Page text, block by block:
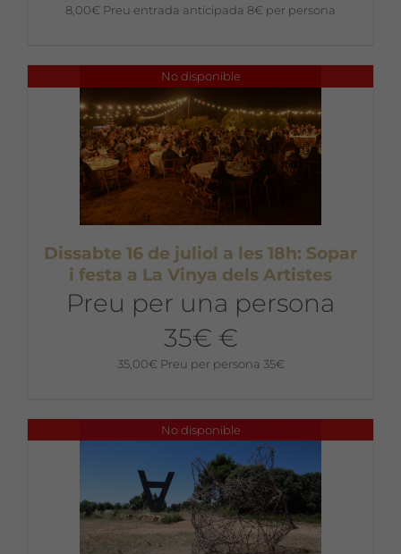
8,00€ Preu entrada anticipada 8€ per persona
No disponible
Dissabte 16 de juliol a les 18h: Sopar
i festa a La Vinya dels Artistes
Preu per una persona
35€ €
35,00€ Preu per persona 35€
No disponible